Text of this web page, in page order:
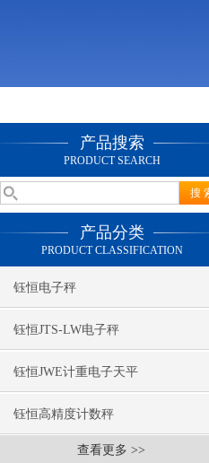
产品搜索
PRODUCT SEARCH
产品分类
PRODUCT CLASSIFICATION
钰恒电子秤
钰恒JTS-LW电子秤
钰恒JWE计重电子天平
钰恒高精度计数秤
查看更多 >>